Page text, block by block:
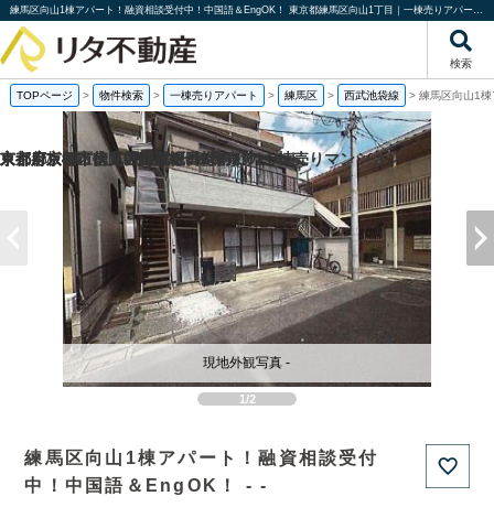
練馬区向山1棟アパート！融資相談受付中！中国語＆EngOK！ 東京都練馬区向山1丁目｜一棟売りアパート｜投資物件や収益物件｜株式会社リタ不動産
検索
TOPページ > 物件検索 > 一棟売りアパート > 練馬区 > 西武池袋線 > 練馬区向山1
1/2
現地外観写真 -
練馬区向山1棟アパート！融資相談受付
中！中国語＆EngOK！ - -
京都府京都市伏見区帯屋町の1棟売りビル
京都府京都市伏見区深草堀田町の
京都府京都市南区吉祥院観音堂南町の一棟売りマンション
東京都板橋区徳丸6丁目の一棟売りアパート